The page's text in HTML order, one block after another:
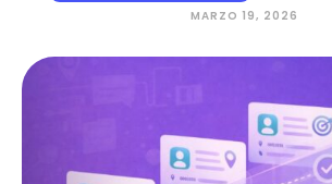
MARZO 19, 2026